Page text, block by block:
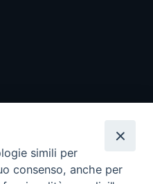
simili per
consenso, anche per